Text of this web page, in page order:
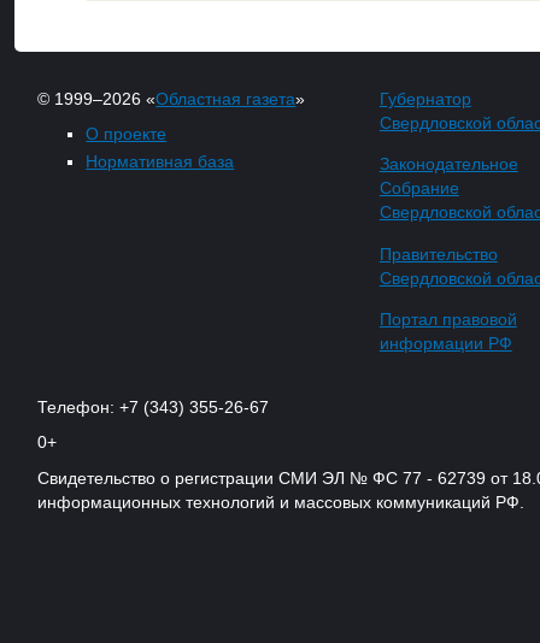
© 1999–2026 «Областная газета»
О проекте
Нормативная база
Губернатор
Свердловской
Законодательное
Собрание
Свердловской
Правительство
Свердловской
Портал правовой
информации РФ
Телефон: +7 (343) 355-26-67
0+
Свидетельство о регистрации СМИ ЭЛ № ФС 77 - 62739 от
информационных технологий и массовых коммуникаций РФ.